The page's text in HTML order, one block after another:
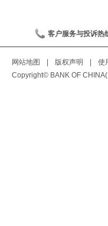
客户服务与投诉热
网站地图 版权声明 使
Copyright© BANK OF